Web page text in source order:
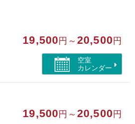
能付トイレ
・ブラシ・浴衣
くユニットバス（浴槽あり）となる場
19,500 円～20,500 円
空室
カレンダー
19,500 円～20,500 円